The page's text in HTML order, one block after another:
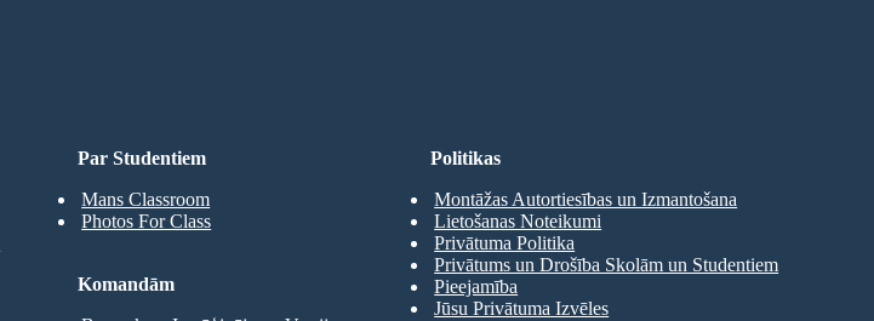
Par Studentiem
Mans Classroom
Photos For Class
Komandām
Politikas
Montāžas Autortiesības un Izmantošana
Lietošanas Noteikumi
Privātuma Politika
Privātums un Drošība Skolām un Studentiem
Pieejamība
Jūsu Privātuma Izvēles